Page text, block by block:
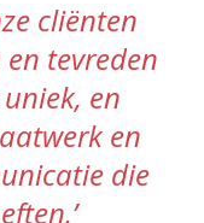
cliënten
tevreden
en
en
die